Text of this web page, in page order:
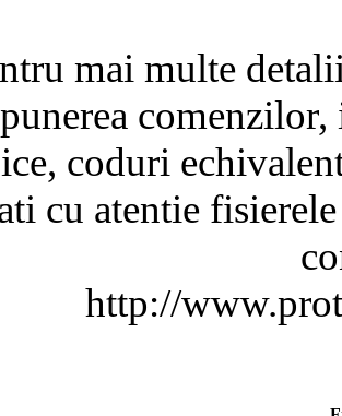
mai multe
coduri
cu atentie